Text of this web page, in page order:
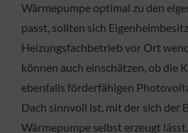
Wärmepumpe optimal zu den
passt, sollten sich
Heizungsfachbetrieb vor Ort
können auch einschätzen, ob die
ebenfalls förderfähigen
Dach sinnvoll ist, mit der sich der
Wärmepumpe selbst erzeugt